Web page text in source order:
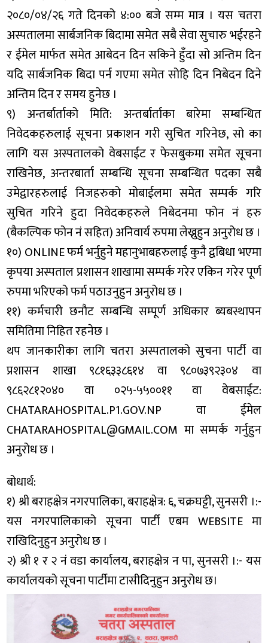
२०८०/०४/२६ गते दिनको ४:०० बजे सम्म मात्र । यस चतरा
अस्पतालमा सार्बजनिक बिदामा समेत सबै सेवा सुचारु भईरहने
र ईमेल मार्फत समेत आबेदन दिन सकिने हुँदा सो अन्तिम दिन
यदि सार्बजनिक बिदा पर्न गएमा समेत सोहि दिन निबेदन दिने
अन्तिम दिन र समय हुनेछ ।
९) अन्तर्बार्ताको मिति: अन्तर्बार्ताका बारेमा सम्बन्धित
निवेदकहरुलाई सूचना प्रकाशन गरी सुचित गरिनेछ, सो का
लागि यस अस्पतालको वेबसाईट र फेसबुकमा समेत सूचना
राखिनेछ, अन्तरबार्ता सम्बन्धि सूचना सम्बन्धित पदका सबै
उमेद्वारहरुलाई निजहरुको मोबाईलमा समेत सम्पर्क गरि
सुचित गरिने हुदा निवेदकहरुले निबेदनमा फोन नं हरु
(बैकल्पिक फोन नं सहित) अनिवार्य रुपमा लेख्नुहुन अनुरोध छ ।
१०) ONLINE फर्म भर्नुहुने महानुभाबहरुलाई कुनै द्वबिधा भएमा
कृपया अस्पताल प्रशासन शाखामा सम्पर्क गरेर एकिन गरेर पूर्ण
रुपमा भरिएको फर्म पठाउनुहुन अनुरोध छ ।
११) कर्मचारी छनौट सम्बन्धि सम्पूर्ण अधिकार ब्यबस्थापन
समितिमा निहित रहनेछ ।
थप जानकारीका लागि चतरा अस्पतालको सुचना पार्टी वा
प्रशासन शाखा ९८१६३३८६१४ वा ९८०७३९२३०४ वा
९८६२८१२०४० वा ०२५-५५००११ वा वेबसाईट:
CHATARAHOSPITAL.P1.GOV.NP वा ईमेल
CHATARAHOSPITAL@GMAIL.COM मा सम्पर्क गर्नुहुन
अनुरोध छ ।
बोधार्थ:
१) श्री बराहक्षेत्र नगरपालिका, बराहक्षेत्र: ६, चक्रघट्टी, सुनसरी ।:-
यस नगरपालिकाको सूचना पार्टी एबम WEBSITE मा
राखिदिनुहुन अनुरोध छ ।
२) श्री १ र २ नं वडा कार्यालय, बराहक्षेत्र न पा, सुनसरी ।:- यस
कार्यालयको सूचना पार्टीमा टासीदिनुहुन अनुरोध छ।